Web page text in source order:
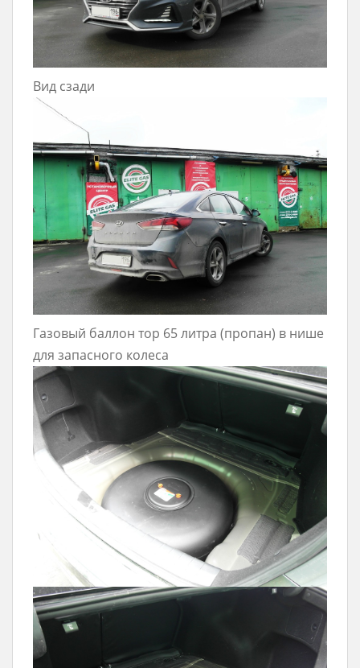
Вид сзади
Газовый баллон тор 65 литра (пропан) в нише
для запасного колеса